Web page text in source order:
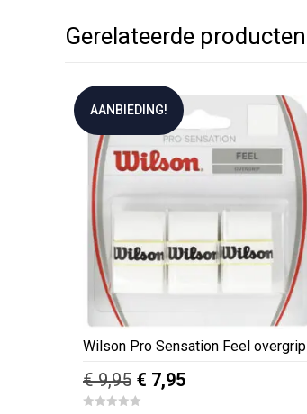
Gerelateerde producten
AANBIEDING!
Wilson Pro Sensation Feel overgrip
€9,95 Oorspronkelijke
prijs
€ 7,95Huidige